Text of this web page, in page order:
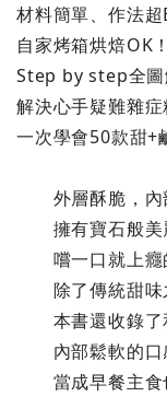
材料簡單、作法超
自家烤箱烘焙OK！
Step by step全
解決心手疑難雜
一次學會50款甜+
外層酥脆，內
擁有寶石般美
嚐一口就上癮
除了傳統甜味
本書還收錄了
內部鬆軟的口
當成早餐主食